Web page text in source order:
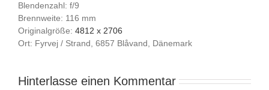
Blendenzahl: f/9
Brennweite: 116 mm
Originalgröße: 4812 x 2706
Ort: Fyrvej / Strand, 6857 Blåvand, Dänemark
Hinterlasse einen Kommentar